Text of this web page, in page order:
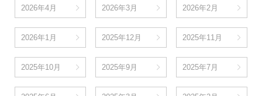
2026年4月 2026年3月 2026年2月
2026年1月 2025年12月 2025年11月
2025年10月 2025年9月 2025年7月